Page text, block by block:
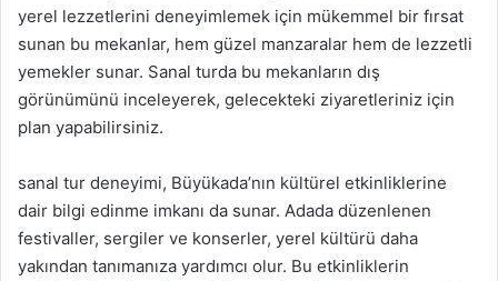
yerel lezzetlerini deneyimlemek için mükemmel bir fırsat
sunan bu mekanlar, hem güzel manzaralar hem de lezzetli
yemekler sunar. Sanal turda bu mekanların dış
görünümünü inceleyerek, gelecekteki ziyaretleriniz için
plan yapabilirsiniz.
sanal tur deneyimi, Büyükada’nın kültürel etkinliklerine
dair bilgi edinme imkanı da sunar. Adada düzenlenen
festivaller, sergiler ve konserler, yerel kültürü daha
yakından tanımanıza yardımcı olur. Bu etkinliklerin